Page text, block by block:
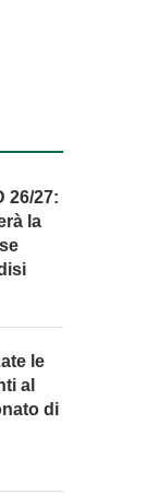
26/27:
la
le
al
di